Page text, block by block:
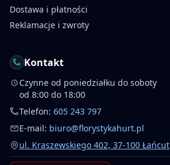
Dostawa i płatności
Reklamacje i zwroty
Kontakt
Czynne od poniedziałku do soboty
od 8:00 do 18:00
Telefon: 605 243 797
E-mail: biuro@florystykahurt.pl
ul. Kraszewskiego 402, 37-100 Łańcut